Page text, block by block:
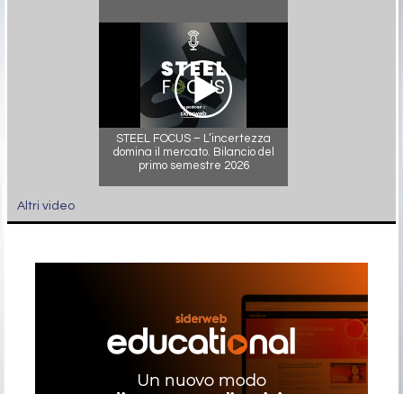
STEEL FOCUS – L’incertezza
domina il mercato. Bilancio del
primo semestre 2026
Altri video